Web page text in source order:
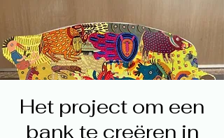
Het project om een
bank te creëren in